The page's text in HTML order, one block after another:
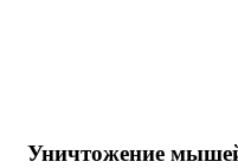
Уничтожение